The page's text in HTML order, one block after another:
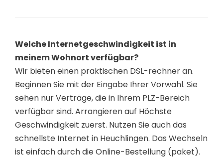
Welche Internetgeschwindigkeit ist in
meinem Wohnort verfügbar?
Wir bieten einen praktischen DSL-rechner an.
Beginnen Sie mit der Eingabe Ihrer Vorwahl. Sie
sehen nur Verträge, die in Ihrem PLZ-Bereich
verfügbar sind. Arrangieren auf Höchste
Geschwindigkeit zuerst. Nutzen Sie auch das
schnellste Internet in Heuchlingen. Das Wechseln
ist einfach durch die Online-Bestellung (paket).